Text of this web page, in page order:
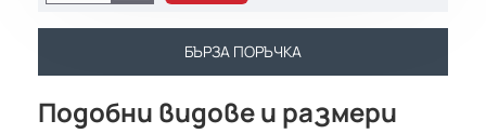
БЪРЗА ПОРЪЧКА
Подобни видове и размери